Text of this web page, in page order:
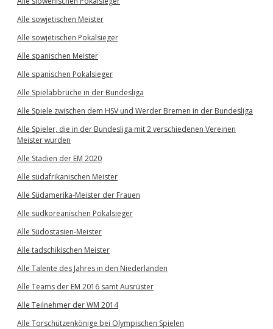
Alle sowjetischen Meister
Alle sowjetischen Pokalsieger
Alle spanischen Meister
Alle spanischen Pokalsieger
Alle Spielabbrüche in der Bundesliga
Alle Spiele zwischen dem HSV und Werder Bremen in der Bundesliga
Alle Spieler, die in der Bundesliga mit 2 verschiedenen Vereinen
Meister wurden
Alle Stadien der EM 2020
Alle südafrikanischen Meister
Alle Südamerika-Meister der Frauen
Alle südkoreanischen Pokalsieger
Alle Südostasien-Meister
Alle tadschikischen Meister
Alle Talente des Jahres in den Niederlanden
Alle Teams der EM 2016 samt Ausrüster
Alle Teilnehmer der WM 2014
Alle Torschützenkönige bei Olympischen Spielen